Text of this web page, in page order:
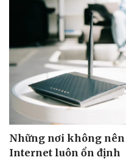
Những nơi không nên
Internet luôn ổn định